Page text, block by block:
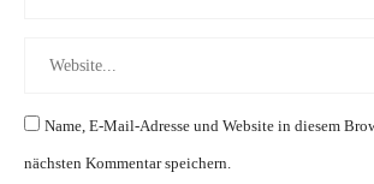
Name, E-Mail-Adresse und Website in diesem
nächsten Kommentar speichern.